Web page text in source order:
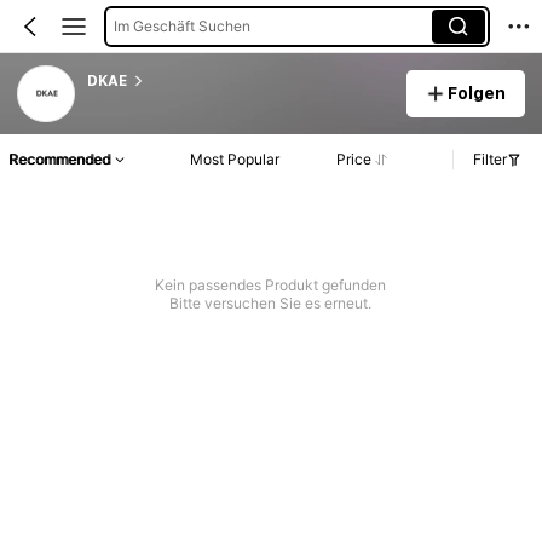
Im Geschäft Suchen
DKAE
Folgen
Recommended Most Popular Price Filter
Kein passendes Produkt gefunden
Bitte versuchen Sie es erneut.